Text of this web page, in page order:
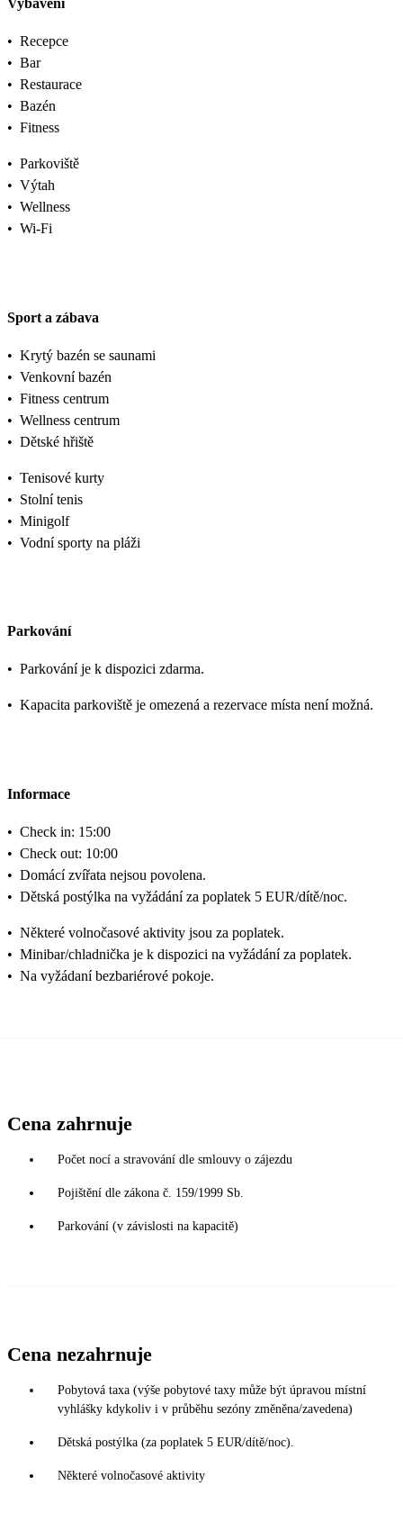
Vybavení
• Recepce
• Bar
• Restaurace
• Bazén
• Fitness
• Parkoviště
• Výtah
• Wellness
• Wi-Fi
Sport a zábava
• Krytý bazén se saunami
• Venkovní bazén
• Fitness centrum
• Wellness centrum
• Dětské hřiště
• Tenisové kurty
• Stolní tenis
• Minigolf
• Vodní sporty na pláži
Parkování
• Parkování je k dispozici zdarma.
• Kapacita parkoviště je omezená a rezervace místa není možná.
Informace
• Check in: 15:00
• Check out: 10:00
• Domácí zvířata nejsou povolena.
• Dětská postýlka na vyžádání za poplatek 5 EUR/dítě/noc.
• Některé volnočasové aktivity jsou za poplatek.
• Minibar/chladnička je k dispozici na vyžádání za poplatek.
• Na vyžádaní bezbariérové pokoje.
Cena zahrnuje
Počet nocí a stravování dle smlouvy o zájezdu
Pojištění dle zákona č. 159/1999 Sb.
Parkování (v závislosti na kapacitě)
Cena nezahrnuje
Pobytová taxa (výše pobytové taxy může být úpravou místní
vyhlášky kdykoliv i v průběhu sezóny změněna/zavedena)
Dětská postýlka (za poplatek 5 EUR/dítě/noc).
Některé volnočasové aktivity